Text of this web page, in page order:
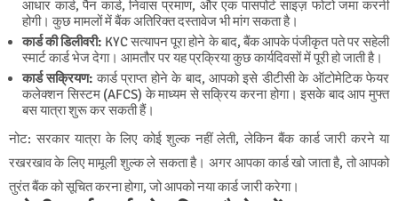
आधार कार्ड, पैन कार्ड, निवास प्रमाण, और एक पासपोर्ट साइज़ फोटो जमा करनी
होगी। कुछ मामलों में बैंक अतिरिक्त दस्तावेज भी मांग सकता है।
कार्ड की डिलीवरी: KYC सत्यापन पूरा होने के बाद, बैंक आपके पंजीकृत पते पर सहेली
स्मार्ट कार्ड भेज देगा। आमतौर पर यह प्रक्रिया कुछ कार्यदिवसों में पूरी हो जाती है।
कार्ड सक्रियण: कार्ड प्राप्त होने के बाद, आपको इसे डीटीसी के ऑटोमेटिक फेयर
कलेक्शन सिस्टम (AFCS) के माध्यम से सक्रिय करना होगा। इसके बाद आप मुफ्त
बस यात्रा शुरू कर सकती हैं।
नोट: सरकार यात्रा के लिए कोई शुल्क नहीं लेती, लेकिन बैंक कार्ड जारी करने या
रखरखाव के लिए मामूली शुल्क ले सकता है। अगर आपका कार्ड खो जाता है, तो आपको
तुरंत बैंक को सूचित करना होगा, जो आपको नया कार्ड जारी करेगा।